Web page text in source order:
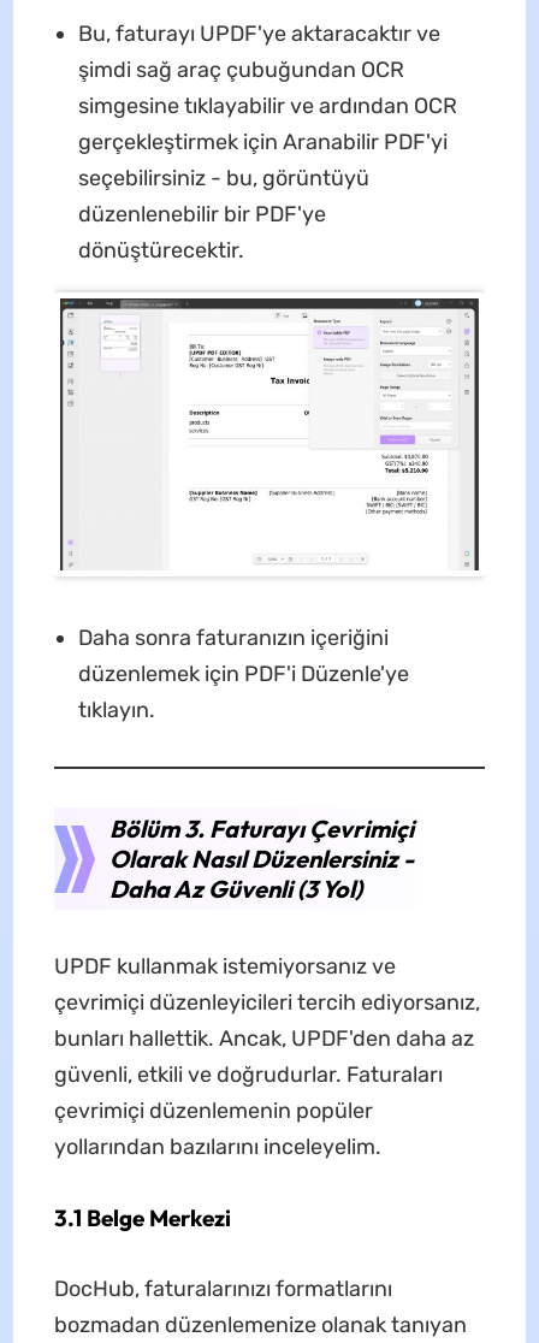
Bu, faturayı UPDF'ye aktaracaktır ve
şimdi sağ araç çubuğundan OCR
simgesine tıklayabilir ve ardından OCR
gerçekleştirmek için Aranabilir PDF'yi
seçebilirsiniz - bu, görüntüyü
düzenlenebilir bir PDF'ye
dönüştürecektir.
Daha sonra faturanızın içeriğini
düzenlemek için PDF'i Düzenle'ye
tıklayın.
Bölüm 3. Faturayı Çevrimiçi
Olarak Nasıl Düzenlersiniz -
Daha Az Güvenli (3 Yol)
UPDF kullanmak istemiyorsanız ve
çevrimiçi düzenleyicileri tercih ediyorsanız,
bunları hallettik. Ancak, UPDF'den daha az
güvenli, etkili ve doğrudurlar. Faturaları
çevrimiçi düzenlemenin popüler
yollarından bazılarını inceleyelim.
3.1 Belge Merkezi
DocHub, faturalarınızı formatlarını
bozmadan düzenlemenize olanak tanıyan